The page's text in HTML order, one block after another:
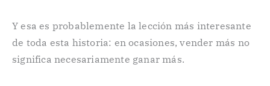
Y esa es probablemente la lección más interesante
de toda esta historia: en ocasiones, vender más no
significa necesariamente ganar más.